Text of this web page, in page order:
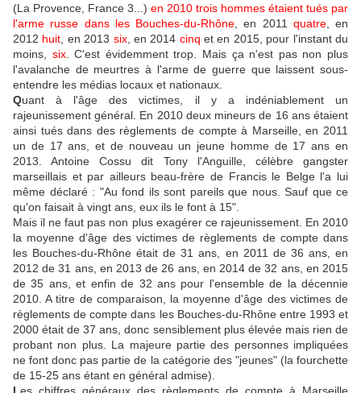
(La Provence, France 3...) en 2010 trois hommes étaient tués par
l'arme russe dans les Bouches-du-Rhône , en 2011 quatre, en
2012 huit , en 2013 six, en 2014 cinq et en 2015, pour l'instant du
moins, six. C'est évidemment trop. Mais ça n'est pas non plus
l'avalanche de meurtres à l'arme de guerre que laissent sous-
entendre les médias locaux et nationaux.
Quant à l'âge des victimes, il y a indéniablement un
rajeunissement général. En 2010 deux mineurs de 16 ans étaient
ainsi tués dans des règlements de compte à Marseille, en 2011
un de 17 ans, et de nouveau un jeune homme de 17 ans en
2013. Antoine Cossu dit Tony l'Anguille, célèbre gangster
marseillais et par ailleurs beau-frère de Francis le Belge l'a lui
même déclaré : "Au fond ils sont pareils que nous. Sauf que ce
qu'on faisait à vingt ans, eux ils le font à 15".
Mais il ne faut pas non plus exagérer ce rajeunissement. En 2010
la moyenne d'âge des victimes de règlements de compte dans
les Bouches-du-Rhône était de 31 ans, en 2011 de 36 ans, en
2012 de 31 ans, en 2013 de 26 ans, en 2014 de 32 ans, en 2015
de 35 ans, et enfin de 32 ans pour l'ensemble de la décennie
2010. A titre de comparaison, la moyenne d'âge des victimes de
règlements de compte dans les Bouches-du-Rhône entre 1993 et
2000 était de 37 ans, donc sensiblement plus élevée mais rien de
probant non plus. La majeure partie des personnes impliquées
ne font donc pas partie de la catégorie des "jeunes" (la fourchette
de 15-25 ans étant en général admise).